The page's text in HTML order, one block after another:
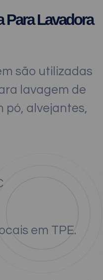
Para Lavadora
são utilizadas
lavagem de
pó, alvejantes,
em TPE.